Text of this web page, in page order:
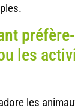
les
les